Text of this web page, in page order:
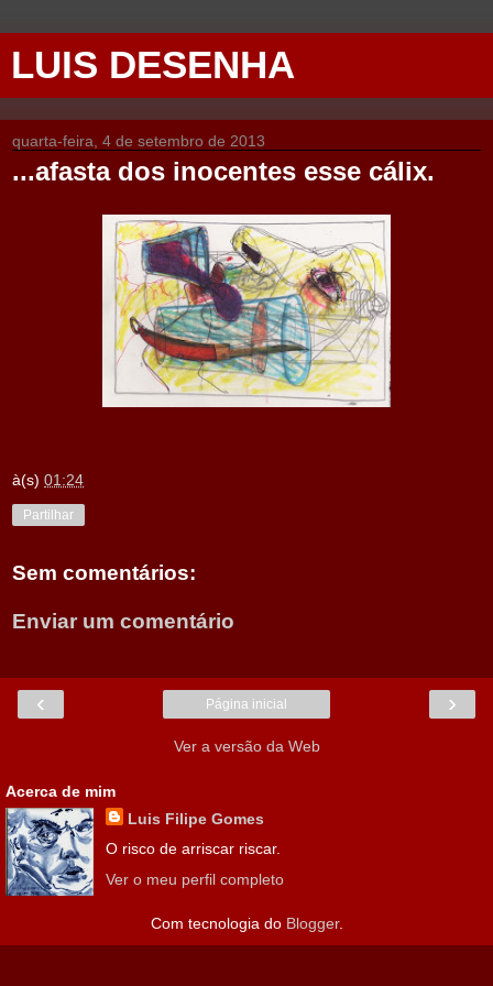
LUIS DESENHA
quarta-feira, 4 de setembro de 2013
...afasta dos inocentes esse cálix.
à(s) 01:24
Partilhar
Sem comentários:
Enviar um comentário
‹ ›
Página inicial
Ver a versão da Web
Acerca de mim
Luis Filipe Gomes
O risco de arriscar riscar.
Ver o meu perfil completo
Com tecnologia do Blogger.